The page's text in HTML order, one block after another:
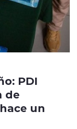
PDI
de
un